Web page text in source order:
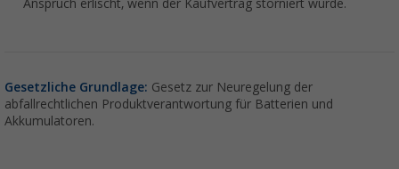
Anspruch erlischt, wenn der Kaufvertrag storniert wurde.
Gesetzliche Grundlage: Gesetz zur Neuregelung der
abfallrechtlichen Produktverantwortung für Batterien und
Akkumulatoren.